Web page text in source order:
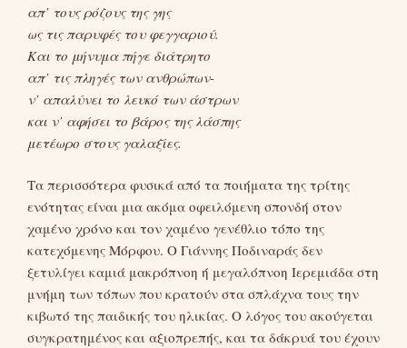
απ’ τους ρόζους της γης
ως τις παρυφές του φεγγαριού.
Και το μήνυμα πήγε διάτρητο
απ’ τις πληγές των ανθρώπων-
ν’ απαλύνει το λευκό των άστρων
και ν’ αφήσει το βάρος της λάσπης
μετέωρο στους γαλαξίες.
Τα περισσότερα φυσικά από τα ποιήματα της τρίτης
ενότητας είναι μια ακόμα οφειλόμενη σπονδή στον
χαμένο χρόνο και τον χαμένο γενέθλιο τόπο της
κατεχόμενης Μόρφου. Ο Γιάννης Ποδιναράς δεν
ξετυλίγει καμιά μακρόπνοη ή μεγαλόπνοη Ιερεμιάδα στη
μνήμη των τόπων που κρατούν στα σπλάχνα τους την
κιβωτό της παιδικής του ηλικίας. Ο λόγος του ακούγεται
συγκρατημένος και αξιοπρεπής, και τα δάκρυά του έχουν